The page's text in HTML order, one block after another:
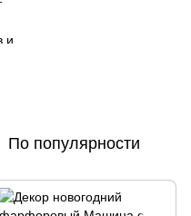
По популярности